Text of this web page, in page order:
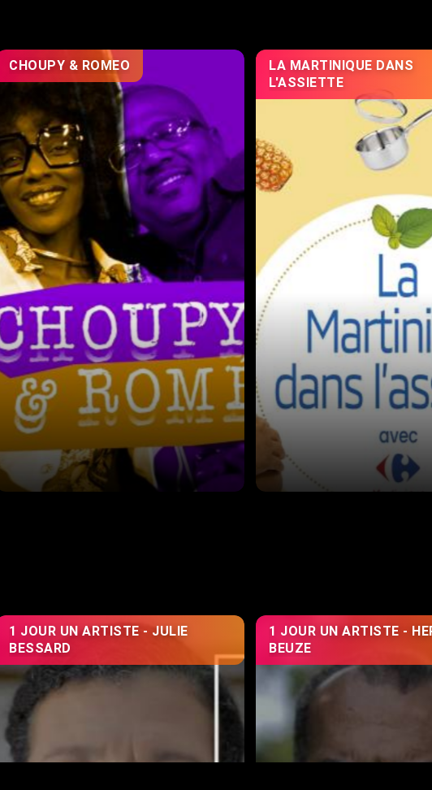
CHOUPY & ROMEO
LA MARTINIQUE DANS
L'ASSIETTE
1 JOUR UN ARTISTE - JULIE
BESSARD
1 JOUR UN ARTISTE -
BEUZE